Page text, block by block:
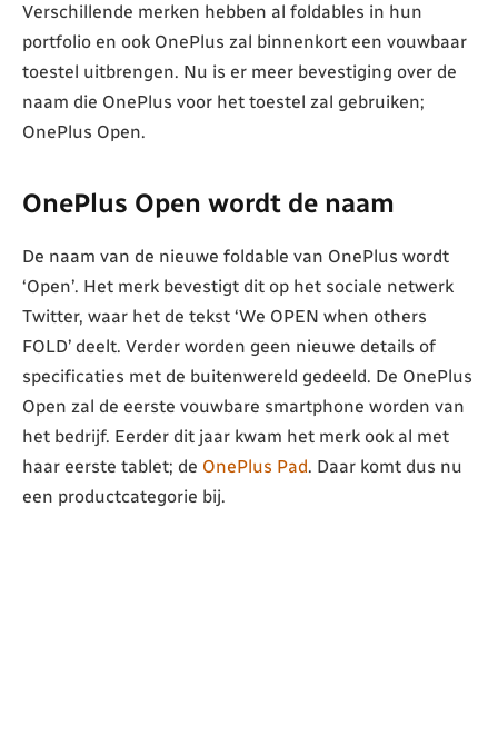
Verschillende merken hebben al foldables in hun
portfolio en ook OnePlus zal binnenkort een vouwbaar
toestel uitbrengen. Nu is er meer bevestiging over de
naam die OnePlus voor het toestel zal gebruiken;
OnePlus Open.
OnePlus Open wordt de naam
De naam van de nieuwe foldable van OnePlus wordt
‘Open’. Het merk bevestigt dit op het sociale netwerk
Twitter, waar het de tekst ‘We OPEN when others
FOLD’ deelt. Verder worden geen nieuwe details of
specificaties met de buitenwereld gedeeld. De OnePlus
Open zal de eerste vouwbare smartphone worden van
het bedrijf. Eerder dit jaar kwam het merk ook al met
haar eerste tablet; de OnePlus Pad. Daar komt dus nu
een productcategorie bij.